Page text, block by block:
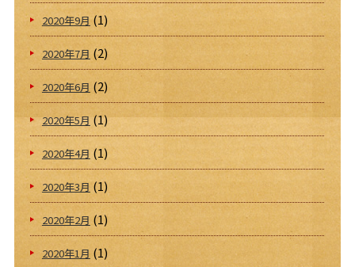
2020年9月(1)
2020年7月 (2)
2020年6月 (2)
2020年5月(1)
2020年4月 (1)
2020年3月(1)
2020年2月 (1)
2020年1月 (1)